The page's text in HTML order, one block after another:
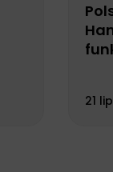
21